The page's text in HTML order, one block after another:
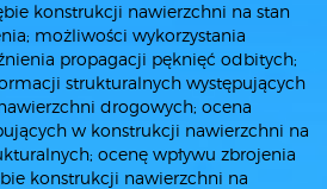
konstrukcji nawierzchni na stan
możliwości wykorzystania
propagacji pęknięć odbitych;
strukturalnych występujących
drogowych; ocena
w konstrukcji nawierzchni na
ocenę wpływu zbrojenia
konstrukcji nawierzchni na